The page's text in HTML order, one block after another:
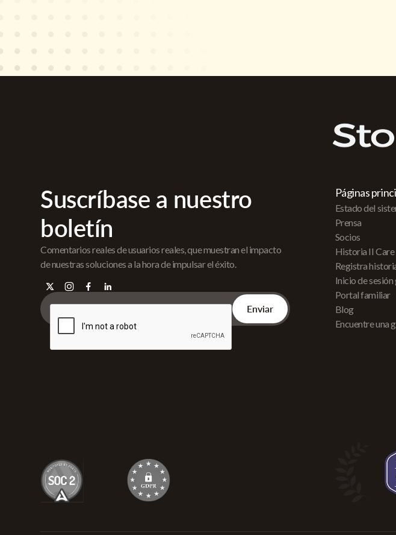
Suscríbase a nuestro
boletín
Comentarios reales de usuarios reales, que muestran el impacto
de nuestras soluciones a la hora de impulsar el éxito.
Páginas
Estado del
Prensa
Socios
Historia II Care
Registra
Inicio de sesión
Portal familiar
Blog
Encuentre una